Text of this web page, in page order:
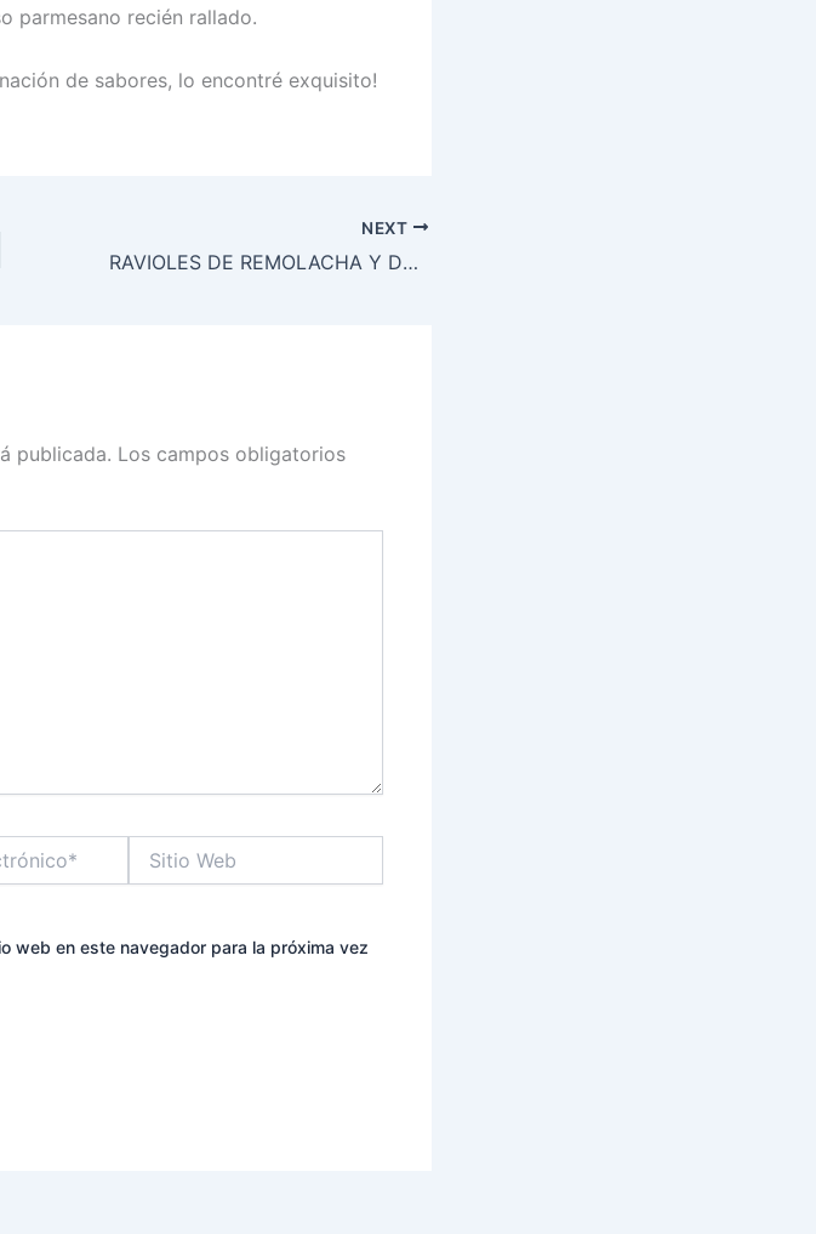
parmesano recién rallado.
de sabores, lo encontré exquisito!
NEXT
RAVIOLES DE REMOLACHA Y DOS QUESOS CON SEMILLAS DE AMAPOLA Y SALVIA
publicada. Los campos obligatorios
Web
web en este navegador para la próxima vez